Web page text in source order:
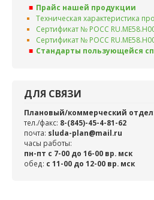
Прайс нашей продукции
Техническая характеристика
Сертификат № РОСС
Сертификат № РОСС
Стандарты пользующейся
ДЛЯ СВЯЗИ
Плановый/коммерческий
тел./факс: 8-(845)-45-4-81-62
почта: sluda-plan@mail.ru
часы работы:
пн-пт с 7-00 до 16-00 вр. мск
обед: c 11-00 до 12-00 вр. мск